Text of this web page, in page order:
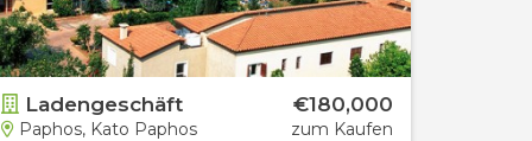
Ladengeschäft
Paphos, Kato Paphos
€180,000
zum Kaufen